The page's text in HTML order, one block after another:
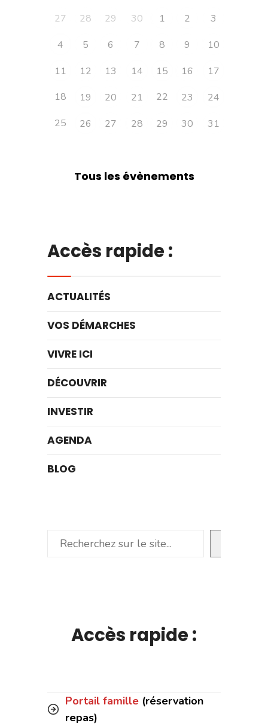
27 28 29 30 1 2
3
4
5 6 7 8 9
10
11
12 13 14 15 16
17
18
19 20 21 22 23
24
25
26 27 28 29 30 31
Tous les évènements
Accès rapide :
ACTUALITÉS
VOS DÉMARCHES
VIVRE ICI
DÉCOUVRIR
INVESTIR
AGENDA
BLOG
Rechercher
Accès rapide :
Portail famille (réservation
repas)